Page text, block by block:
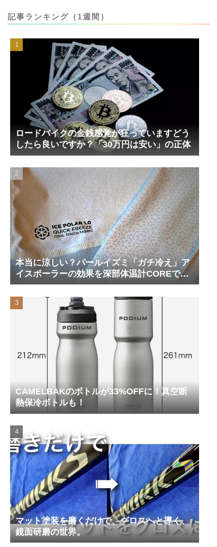
記事ランキング（1週間）
ロードバイクの金銭感覚が狂っていますどう
したら良いですか？「30万円は安い」の正体
本当に涼しい？パールイズミ「ガチ冷え」ア
イスポーラーの効果を深部体温計COREで測
ってみた
CAMELBAKのボトルが33%OFFに！真空断
熱保冷ボトルも！
マット塗装を磨くだけで、グロスへと導く、
鏡面研磨の世界。